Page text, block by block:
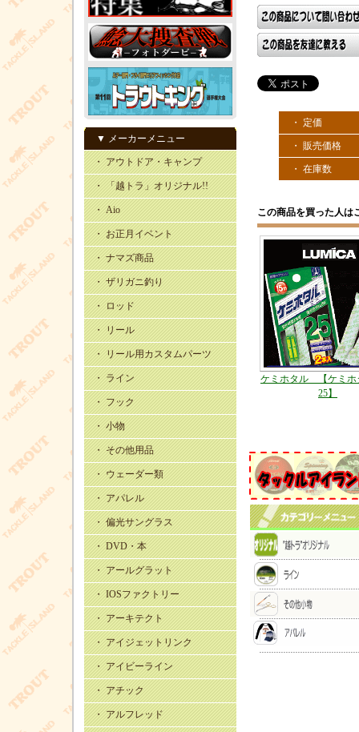
▼ メーカーメニュー
・ アウトドア・キャンプ
・ 「越トラ」オリジナル!!
・ Aio
・ お正月イベント
・ ナマズ商品
・ ザリガニ釣り
・ ロッド
・ リール
・ リール用カスタムパーツ
・ ライン
・ フック
・ 小物
・ その他用品
・ ウェーダー類
・ アパレル
・ 偏光サングラス
・ DVD・本
・ アールグラット
・ IOSファクトリー
・ アーキテクト
・ アイジェットリンク
・ アイビーライン
・ アチック
・ アルフレッド
・ 定価
・ 販売価格
・ 在庫数
この商品を買った人は
ケミホタル 【ケミホ
25】